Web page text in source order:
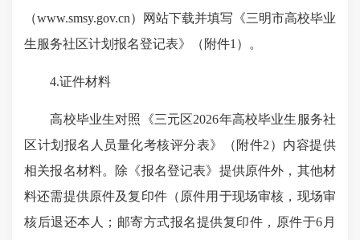
（www.smsy.gov.cn）网站下载并填写《三明市高校毕业
生服务社区计划报名登记表》（附件1）。
4.证件材料
高校毕业生对照《三元区2026年高校毕业生服务社
区计划报名人员量化考核评分表》（附件2）内容提供
相关报名材料。除《报名登记表》提供原件外，其他材
料还需提供原件及复印件（原件用于现场审核，现场审
核后退还本人；邮寄方式报名提供复印件，原件于6月